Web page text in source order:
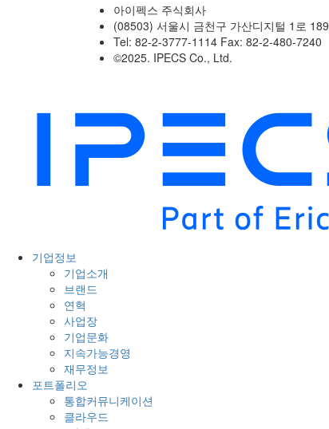
아이펙스 주식회사
(08503) 서울시 금천구 가산디지털 1로 189
Tel: 82-2-3777-1114 Fax: 82-2-480-7240
©2025. IPECS Co., Ltd.
기업정보
기업소개
브랜드
연혁
사업장
기업문화
지속가능경영
재무정보
포트폴리오
통합커뮤니케이션
클라우드